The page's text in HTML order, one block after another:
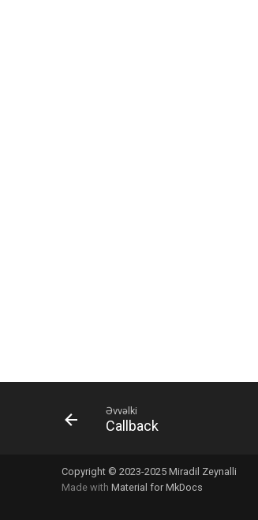
Əvvəlki
Callback
Copyright © 2023-2025 Miradil Zeynalli
Made with Material for MkDocs